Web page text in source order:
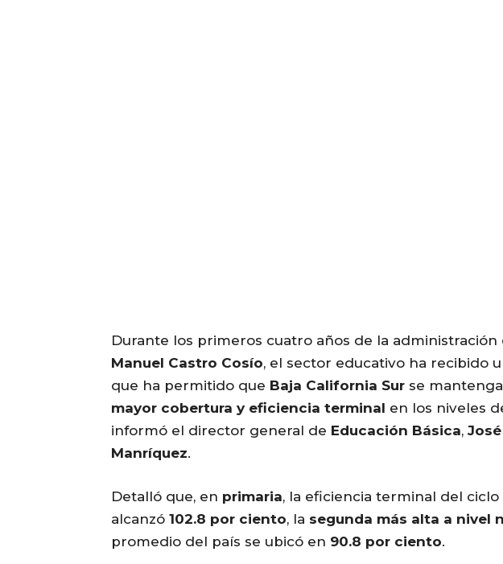
Durante los primeros cuatro años de la
Manuel Castro Cosío, el sector educativo ha recibido
que ha permitido que Baja California Sur se
mayor cobertura y eficiencia terminal en los niveles
informó el director general de Educación Básica,
Manríquez.
Detalló que, en primaria, la eficiencia terminal del ciclo
alcanzó 102.8 por ciento, la segunda más alta a nivel
promedio del país se ubicó en 90.8 por ciento.